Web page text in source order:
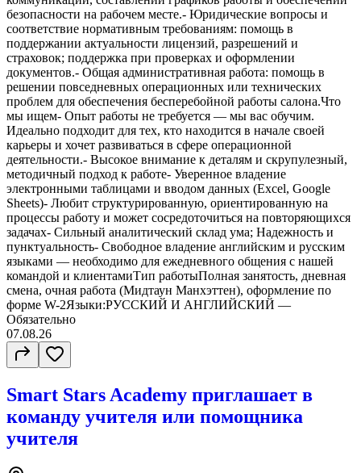
безопасности на рабочем месте.- Юридические вопросы и
соответствие нормативным требованиям: помощь в
поддержании актуальности лицензий, разрешений и
страховок; поддержка при проверках и оформлении
документов.- Общая административная работа: помощь в
решении повседневных операционных или технических
проблем для обеспечения бесперебойной работы салона.Что
мы ищем- Опыт работы не требуется — мы вас обучим.
Идеально подходит для тех, кто находится в начале своей
карьеры и хочет развиваться в сфере операционной
деятельности.- Высокое внимание к деталям и скрупулезный,
методичный подход к работе- Уверенное владение
электронными таблицами и вводом данных (Excel, Google
Sheets)- Любит структурированную, ориентированную на
процессы работу и может сосредоточиться на повторяющихся
задачах- Сильный аналитический склад ума; Надежность и
пунктуальность- Свободное владение английским и русским
языками — необходимо для ежедневного общения с нашей
командой и клиентамиТип работыПолная занятость, дневная
смена, очная работа (Мидтаун Манхэттен), оформление по
форме W-2Языки:РУССКИЙ И АНГЛИЙСКИЙ —
Обязательно
07.08.26
Smart Stars Academy приглашает в
команду учителя или помощника
учителя